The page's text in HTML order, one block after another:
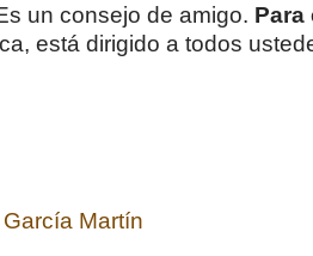
un consejo de amigo. Para
está dirigido a todos
Martín